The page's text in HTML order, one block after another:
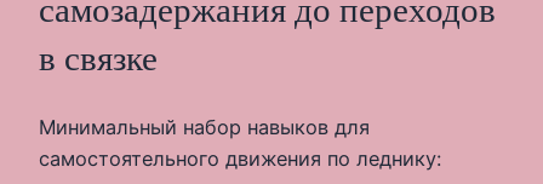
самозадержания до переходов
в связке
Минимальный набор навыков для
самостоятельного движения по леднику: